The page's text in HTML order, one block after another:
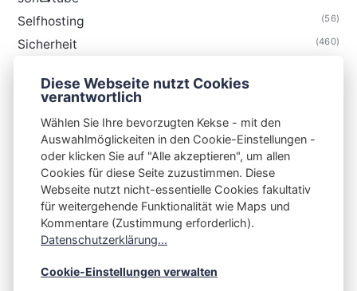
Selfhosting (56)
Sicherheit (460)
Thunderbird
S3N🧩NET
Integrating Open-Source Blog Network (iOSBN)
Impressum
Kontakt
Diese Webseite nutzt Cookies
verantwortlich
Wählen Sie Ihre bevorzugten Kekse - mit den
Auswahlmöglickeiten in den Cookie-Einstellungen -
oder klicken Sie auf "Alle akzeptieren", um allen
Cookies für diese Seite zuzustimmen. Diese
Webseite nutzt nicht-essentielle Cookies fakultativ
für weitergehende Funktionalität wie Maps und
Kommentare (Zustimmung erforderlich).
Datenschutzerklärung...
Cookie-Einstellungen verwalten